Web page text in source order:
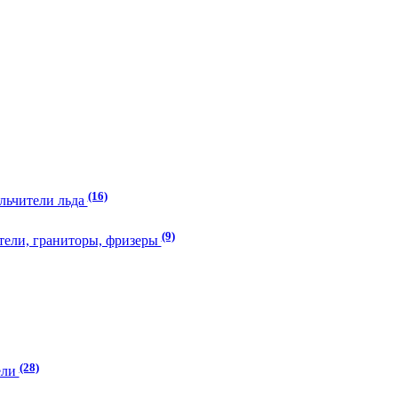
льда(16)
граниторы, фризеры(9)
(28)